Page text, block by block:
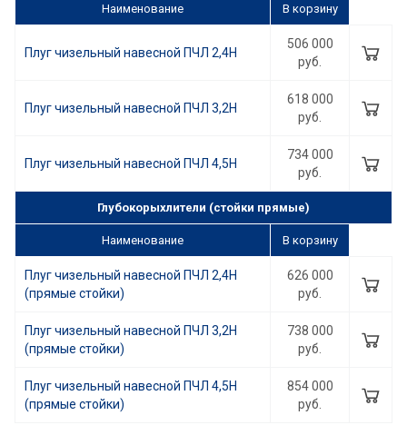
Наименование В корзину
Плуг чизельный навесной ПЧЛ 2,4Н
506 000
руб.
Плуг чизельный навесной ПЧЛ 3,2Н
618 000
руб.
Плуг чизельный навесной ПЧЛ 4,5Н
734 000
руб.
Глубокорыхлители (стойки прямые)
Наименование В корзину
Плуг чизельный навесной ПЧЛ 2,4Н
(прямые стойки)
626 000
руб.
Плуг чизельный навесной ПЧЛ 3,2Н
(прямые стойки)
738 000
руб.
Плуг чизельный навесной ПЧЛ 4,5Н
(прямые стойки)
854 000
руб.